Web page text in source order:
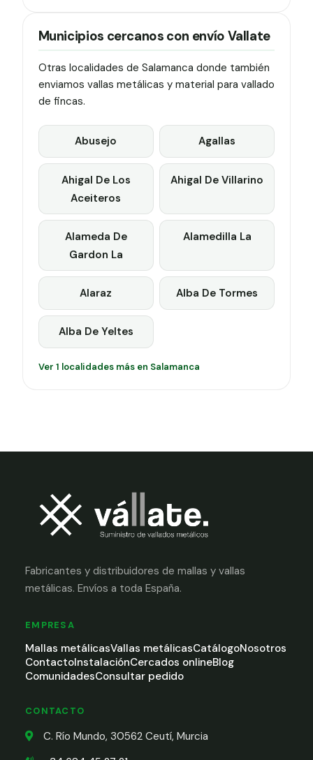
Municipios cercanos con envío Vallate
Otras localidades de Salamanca donde también
enviamos vallas metálicas y material para vallado
de fincas.
Abusejo Agallas
Ahigal De Los
Aceiteros
Ahigal De Villarino
Alameda De
Gardon La
Alamedilla La
Alaraz Alba De Tormes
Alba De Yeltes
Ver 1 localidades más en Salamanca
Fabricantes y distribuidores de mallas y vallas
metálicas. Envíos a toda España.
EMPRESA
Mallas metálicasVallas metálicasCatálogoNosotros
ContactoInstalaciónCercados onlineBlog
ComunidadesConsultar pedido
CONTACTO
C. Río Mundo, 30562 Ceutí, Murcia